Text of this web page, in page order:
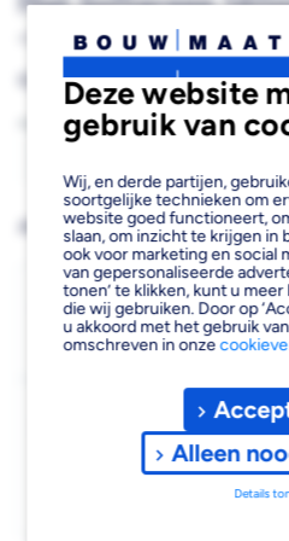
Deze website
gebruik van
Wij, en derde partijen,
soortgelijke technieken om
website goed functioneert,
slaan, om inzicht te krijgen in
ook voor marketing en social
van gepersonaliseerde
tonen’ te klikken, kunt u
die wij gebruiken. Door op
u akkoord met het gebruik
omschreven in onze
Alleen
Details
Reguliere
€8,49
Aantal
verlagen
van
Super
Prof
Punttroffel
Aantal
van
Super
Prof
Eco
RVS
Spits
AFHALEN OF LATEN
Bezorgen
3
Beschikbaar voor bezorgen
Voor 19:00 uur besteld, morgen
Afhalen mogelijk
Niet beschikbaar in de